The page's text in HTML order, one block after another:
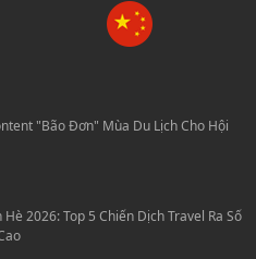
"Bão Đơn" Mùa Du Lịch Cho Hội
2026: Top 5 Chiến Dịch Travel Ra Số